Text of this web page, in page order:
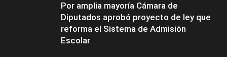
Por amplia mayoría Cámara de
Diputados aprobó proyecto de ley que
reforma el Sistema de Admisión
Escolar